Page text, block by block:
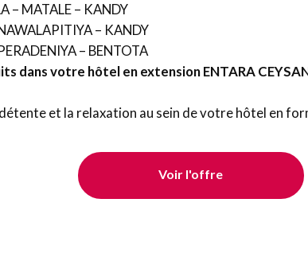
– MATALE – KANDY
– KANDY
– BENTOTA
dans votre hôtel en extension ENTARA
et la relaxation au sein de votre hôtel en
Voir l'offre